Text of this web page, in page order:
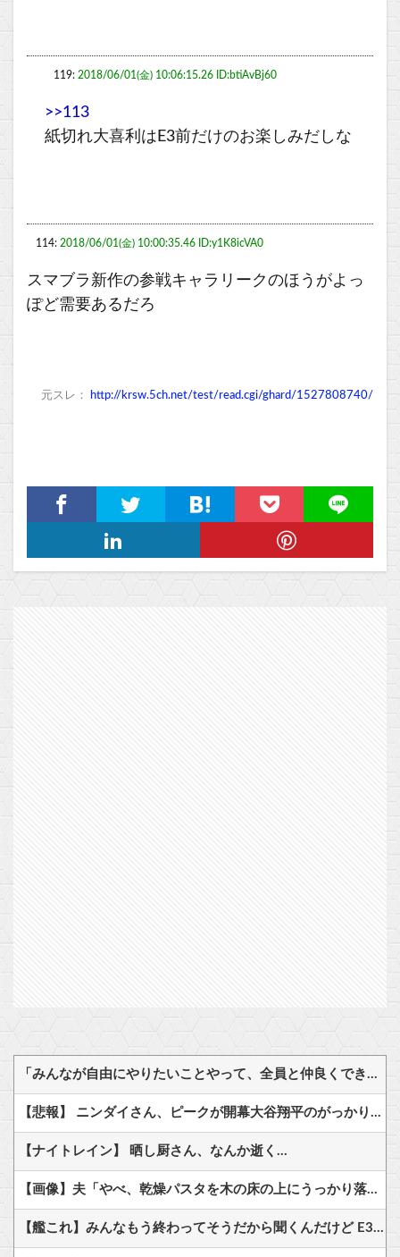
119: 2018/06/01(金) 10:06:15.26 ID:btiAvBj60
>>113
紙切れ大喜利はE3前だけのお楽しみだしな
114: 2018/06/01(金) 10:00:35.46 ID:y1K8icVA0
スマブラ新作の参戦キャラリークのほうがよっ
ぽど需要あるだろ
元スレ： http://krsw.5ch.net/test/read.cgi/ghard/1527808740/
「みんなが自由にやりたいことやって、全員と仲良くできる。そんな世界を作るために、これからも頑張るよ！」オーガスト・あいミス『ヴァレリア』の深憶聖装『宿業に叛する吸血女帝』
【悲報】 ニンダイさん、ピークが開幕大谷翔平のがっかりダイレクトだったと言われてしまう
【ナイトレイン】 晒し厨さん、なんか逝く…
【画像】夫「やべ、乾燥パスタを木の床の上にうっかり落としちゃった！」 → 杉床がパスタの衝撃でマジで大変なことに！！ 「杉ってこんなに柔らかいの？」「こんなん豆腐じゃん」
【艦これ】みんなもう終わってそうだから聞くんだけど E3-2ってサブの穴が空いてないダイハツ駆逐並べて 高速＋とかしてるとアホほど時間かかる？